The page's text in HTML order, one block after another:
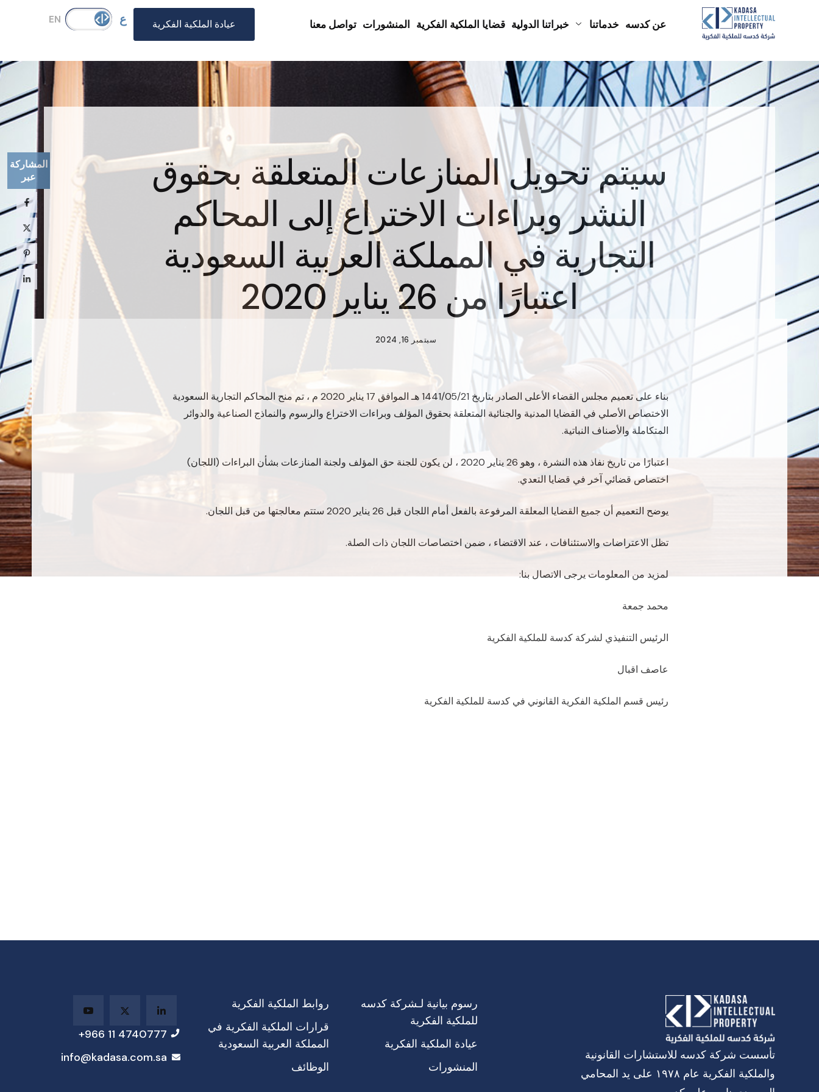
عن كدسه خدماتنا خبراتنا الدولية قضايا الملكية الفكرية المنشورات تواصل معنا عيادة الملكية الفكرية EN ع
سيتم تحويل المنازعات المتعلقة بحقوق
النشر وبراءات الاختراع إلى المحاكم
التجارية في المملكة العربية السعودية
اعتبارًا من 26 يناير 2020
سبتمبر 16, 2024
بناء على تعميم مجلس القضاء الأعلى الصادر بتاريخ 1441/05/21 هـ الموافق 17 يناير 2020 م ، تم منح المحاكم التجارية السعودية
الاختصاص الأصلي في القضايا المدنية والجنائية المتعلقة بحقوق المؤلف وبراءات الاختراع والرسوم والنماذج الصناعية والدوائر
المتكاملة والأصناف النباتية.
اعتبارًا من تاريخ نفاذ هذه النشرة ، وهو 26 يناير 2020 ، لن يكون للجنة حق المؤلف ولجنة المنازعات بشأن البراءات (اللجان)
اختصاص قضائي آخر في قضايا التعدي.
يوضح التعميم أن جميع القضايا المعلقة المرفوعة بالفعل أمام اللجان قبل 26 يناير 2020 ستتم معالجتها من قبل اللجان.
تظل الاعتراضات والاستئنافات ، عند الاقتضاء ، ضمن اختصاصات اللجان ذات الصلة.
لمزيد من المعلومات يرجى الاتصال بنا:
محمد جمعة
الرئيس التنفيذي لشركة كدسة للملكية الفكرية
عاصف اقبال
رئيس قسم الملكية الفكرية القانوني في كدسة للملكية الفكرية
تأسست شركة كدسه للاستشارات القانونية
والملكية الفكرية عام ١٩٧٨ على يد المحامي
رسوم بيانية لـشركة كدسه
للملكية الفكرية
عيادة الملكية الفكرية
المنشورات
روابط الملكية الفكرية
قرارات الملكية الفكرية في
المملكة العربية السعودية
الوظائف
4740777 11 966+
info@kadasa.com.sa